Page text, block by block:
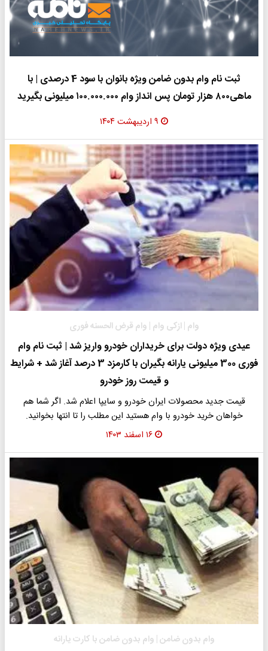
ثبت نام وام بدون ضامن ویژه بانوان با سود 4 درصدی | با
ماهی۸۰۰ هزار تومان پس انداز وام ۱۰۰.۰۰۰.۰۰۰ میلیونی بگیرید
۹ اردیبهشت ۱۴۰۴
وام | ازکی وام | وام قرض الحسنه فوری
عیدی ویژه دولت برای خریداران خودرو واریز شد | ثبت نام وام
فوری 300 میلیونی یارانه بگیران با کارمزد 3 درصد آغاز شد + شرایط
و قیمت روز خودرو
قیمت جدید محصولات ایران خودرو و سایپا اعلام شد. اگر شما هم
خواهان خرید خودرو با وام هستید این مطلب را تا انتها بخوانید.
۱۶ اسفند ۱۴۰۳
وام بدون ضامن | وام بدون ضامن با کارت یارانه